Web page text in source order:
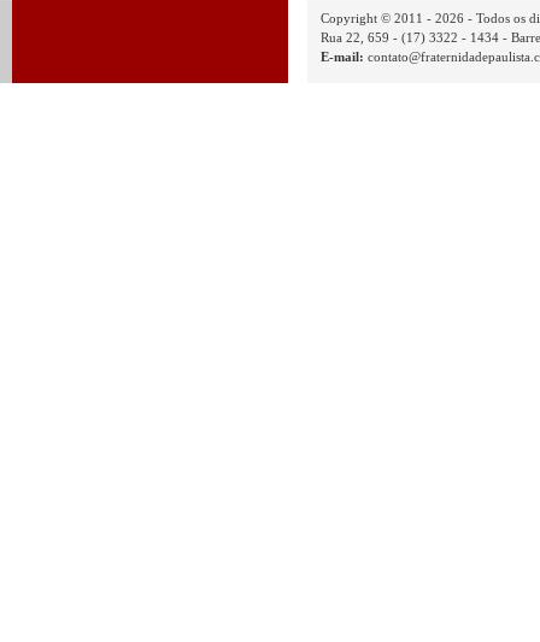
Copyright © 2011 - 2026 - Todos os
Rua 22, 659 - (17) 3322 - 1434 -
E-mail: